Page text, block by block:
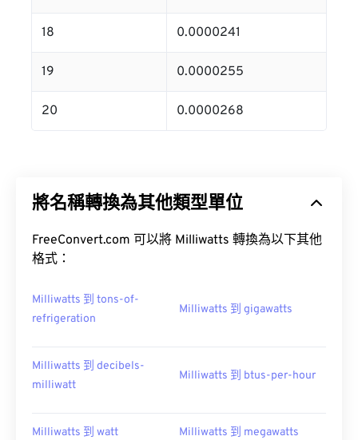
18 0.0000241
19 0.0000255
20 0.0000268
將名稱轉換為其他類型單位
FreeConvert.com 可以將 Milliwatts 轉換為以下其他
格式：
Milliwatts 到 tons-of-
refrigeration
Milliwatts 到 gigawatts
Milliwatts 到 decibels-
milliwatt
Milliwatts 到 btus-per-hour
Milliwatts 到 watt Milliwatts 到 megawatts